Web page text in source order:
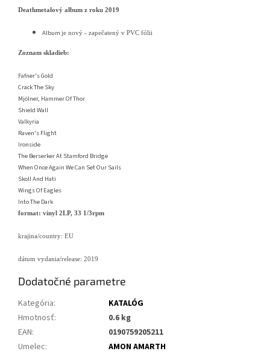
Deathmetalový album z roku 2019
Album je nový - zapečatený v PVC fólii
Zoznam skladieb:
Fafner's Gold
Crack The Sky
Mjölner, Hammer Of Thor
Shield Wall
Valkyria
Raven's Flight
Ironside
The Berserker At Stamford Bridge
When Once Again We Can Set Our Sails
Skoll And Hati
Wings Of Eagles
Into The Dark
format: vinyl 2LP, 33 1/3rpm
krajina/country: EU
dátum vydania/release: 2019
Dodatočné parametre
Kategória:
KATALÓG
Hmotnosť:
0.6 kg
EAN:
0190759205211
Umelec:
AMON AMARTH